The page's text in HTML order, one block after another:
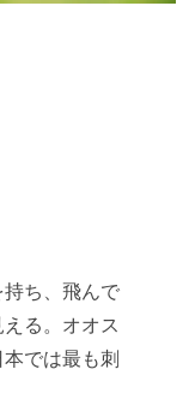
ち、飛んで
る。オオス
では最も刺